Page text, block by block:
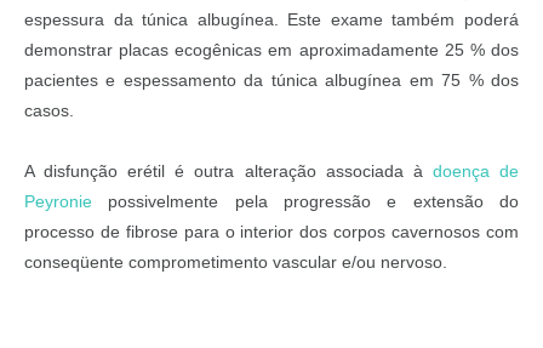
espessura da túnica albugínea. Este exame também poderá
demonstrar placas ecogênicas em aproximadamente 25 % dos
pacientes e espessamento da túnica albugínea em 75 % dos
casos.
A disfunção erétil é outra alteração associada à doença de
Peyronie possivelmente pela progressão e extensão do
processo de fibrose para o interior dos corpos cavernosos com
conseqüente comprometimento vascular e/ou nervoso.